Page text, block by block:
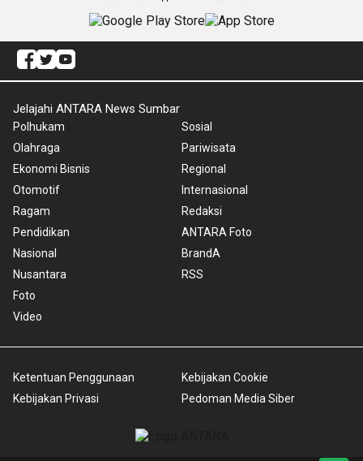
Jelajahi ANTARA News Sumbar
Polhukam
Olahraga
Ekonomi Bisnis
Otomotif
Ragam
Pendidikan
Nasional
Nusantara
Foto
Video
Sosial
Pariwisata
Regional
Internasional
Redaksi
ANTARA Foto
BrandA
RSS
Ketentuan Penggunaan
Kebijakan Privasi
Kebijakan Cookie
Pedoman Media Siber